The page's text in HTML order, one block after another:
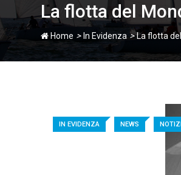
La flotta del
Home > In Evidenza>La flotta
IN EVIDENZA NEWS